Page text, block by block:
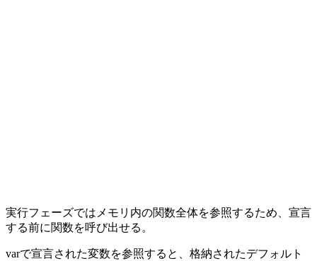
実行フェーズではメモリ内の関数全体を参照するため、宣言
する前に関数を呼び出せる。
varで宣言された変数を参照すると、格納されたデフォルト